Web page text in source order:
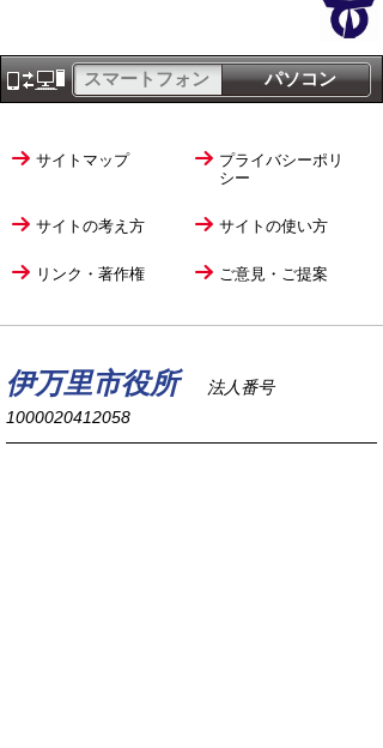
パソコン
スマートフォン
サイトマップ
プライバシーポリ
シー
サイトの考え方 サイトの使い方
リンク・著作権 ご意見・ご提案
伊万里市役所
法人番号
1000020412058